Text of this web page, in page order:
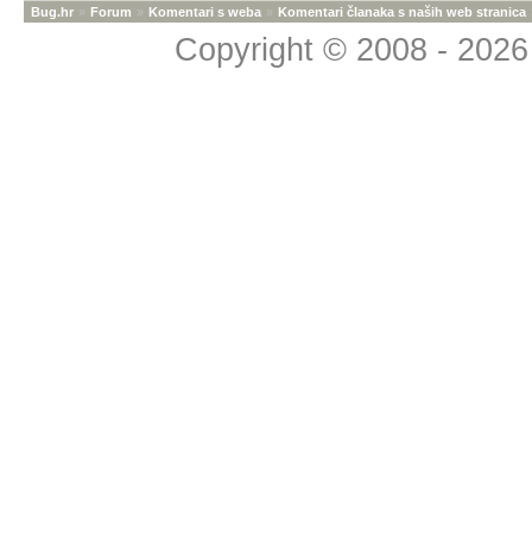
Bug.hr » Forum » Komentari s weba » Komentari članaka s naših web stranica
Copyright © 2008 -